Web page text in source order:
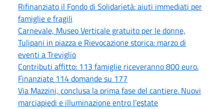
Rifinanziato il Fondo di Solidarietà: aiuti immediati per
famiglie e fragili
Carnevale, Museo Verticale gratuito per le donne,
Tulipani in piazza e Rievocazione storica: marzo di
eventi a Treviglio
Contributi affitto: 113 famiglie riceveranno 800 euro.
Finanziate 114 domande su 177
Via Mazzini, conclusa la prima fase del cantiere. Nuovi
marciapiedi e illuminazione entro l'estate